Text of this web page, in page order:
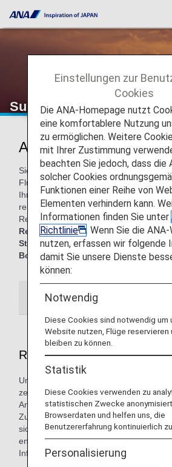
Support
ANA-Support beim
Sie sind sich nicht sicher, was Sie im
Flugverspätung tun sollen oder
Ihres Tickets? Wir bei ANA helfen Ihnen,
reibungslos wie möglich zu gestalten.
Registerkarten finden Sie
Reservierungen, Ticketausstellung,
Stornierungen/Verzögerungen,
Bordservices.
Reservierungen
Reservierungsinformationen
Um Ihre Reise noch angenehmer zu
zeitnah zwischen Ihrer Buchung und
Ankunft am Flughafen genauere
Zusätzlich zur Überprüfung auf der
sich für Erinnerungen per E-Mail, SMS
entscheiden. Auf dieser Registerkarte
Informationen zu den einzelnen
Einstellungen zur
Cookies
Die ANA-Homepage nutzt
eine komfortablere Nutzung
zu ermöglichen. Weitere
mit Ihrer Zustimmung
beachten Sie jedoch, dass die
solcher Cookies
Funktionen einer Reihe von
Elementen verhindern kann.
Informationen finden Sie unter
Richtlinie
. Wenn Sie die
nutzen, erfassen wir folgende
damit Sie unsere Dienste
können:
Notwendig
Diese Cookies sind notwendig um
Website nutzen, Flüge
bleiben zu können.
Statistik
Diese Cookies verwenden zu
statistischen Zwecke
Browserdaten und helfen uns, die
Benutzererfahrung kontinuierlich
Personalisierung